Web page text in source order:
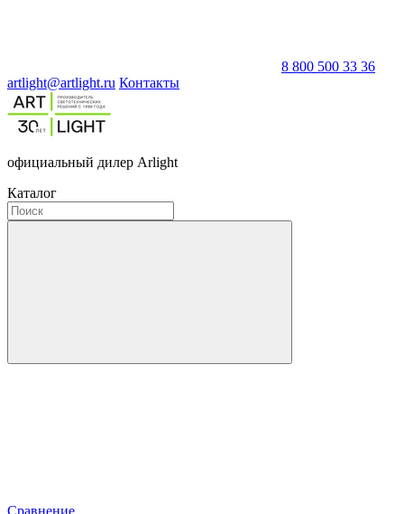
8 800 500 33 36
artlight@artlight.ru Контакты
официальный дилер Arlight
Каталог
Сравнение